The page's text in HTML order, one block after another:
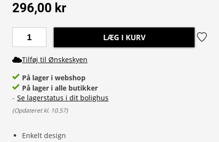
Enkelt design
296,00 kr
LÆG I KURV
Tilføj til Ønskeskyen
På lager i webshop
På lager i alle butikker
- Se lagerstatus i dit bolighus
(Opdateret kl. 10.57)